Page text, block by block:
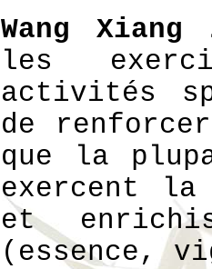
Wang Xiang
les
activités
de
que la
exercent
et
(essence,